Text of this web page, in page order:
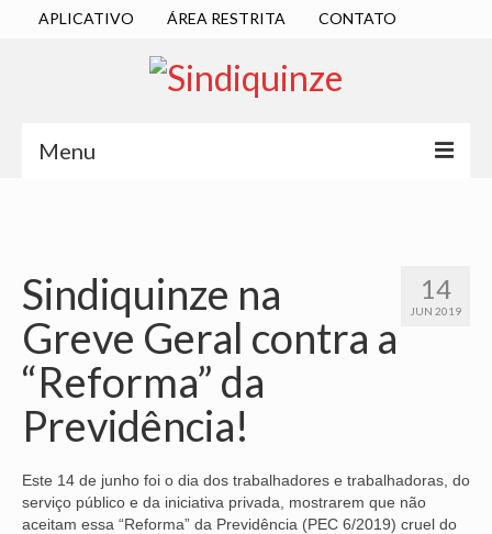
APLICATIVO ÁREA RESTRITA CONTATO
Menu
DIRETORIA EXECUTIVA
ESTATUTO
ATAS
LOCALIZAÇÃO
QUEM SOMOS
NOSSA HISTÓRIA
14
JUN 2019
Sindiquinze na
Greve Geral contra a
“Reforma” da
Previdência!
Este 14 de junho foi o dia dos trabalhadores e trabalhadoras, do
serviço público e da iniciativa privada, mostrarem que não
aceitam essa “Reforma” da Previdência (PEC 6/2019) cruel do